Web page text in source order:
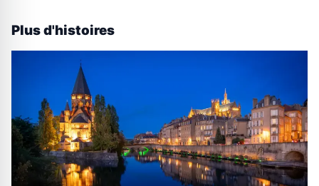
Plus d'histoires